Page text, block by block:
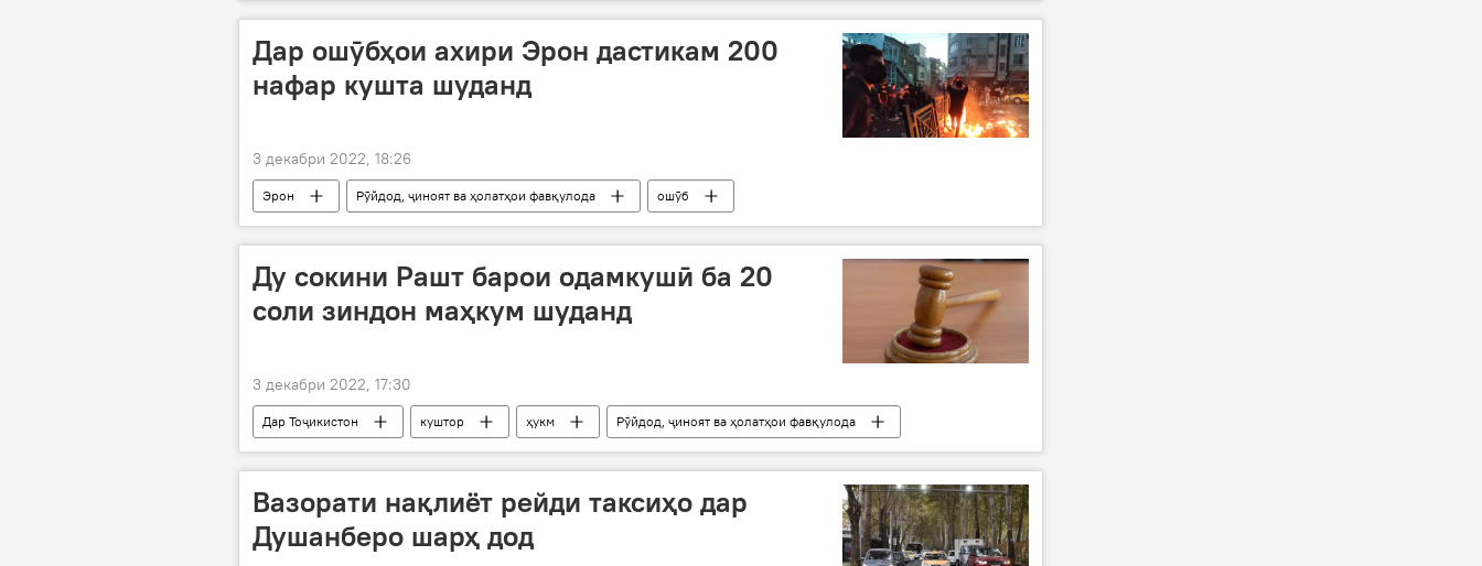
Дар ошӯбҳои ахири Эрон дастикам 200
нафар кушта шуданд
3 декабри 2022, 18:26
Эрон Рӯйдод, ҷиноят ва ҳолатҳои фавқулода ошӯб
Ду сокини Рашт барои одамкушӣ ба 20
соли зиндон маҳкум шуданд
3 декабри 2022, 17:30
Дар Тоҷикистон куштор ҳукм Рӯйдод, ҷиноят ва ҳолатҳои фавқулода
Вазорати нақлиёт рейди таксиҳо дар
Душанберо шарҳ дод